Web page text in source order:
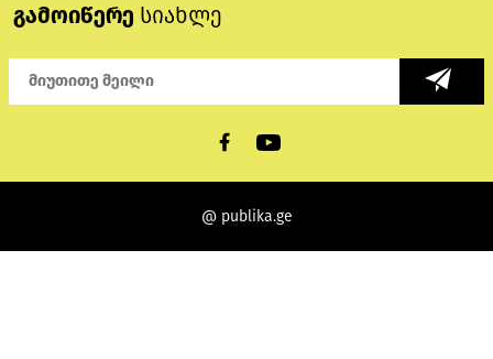
გამოიწერე სიახლე
@ publika.ge